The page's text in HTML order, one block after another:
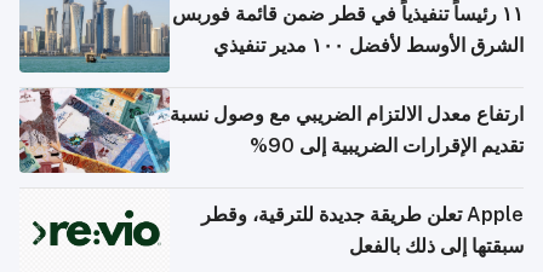
١١ رئيساً تنفيذياً في قطر ضمن قائمة فوربس
الشرق الأوسط لأفضل ١٠٠ مدير تنفيذي
ارتفاع معدل الالتزام الضريبي مع وصول نسبة
تقديم الإقرارات الضريبية إلى 90%
Apple تعلن طريقة جديدة للترقية، وقطر
سبقتها إلى ذلك بالفعل